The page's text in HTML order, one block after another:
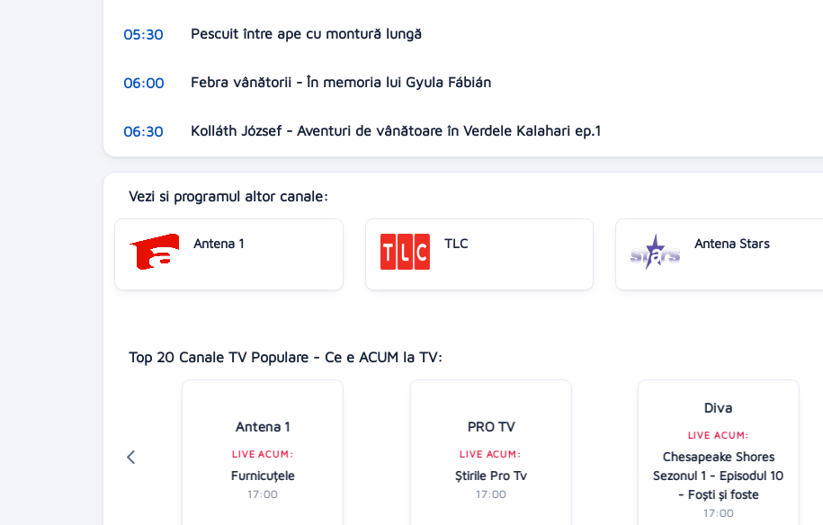
05:30 Pescuit între ape cu montură lungă
06:00 Febra vânătorii - În memoria lui Gyula Fábián
06:30 Kolláth József - Aventuri de vânătoare în Verdele Kalahari ep.1
Vezi si programul altor canale:
Antena 1 TLC Antena Stars
Top 20 Canale TV Populare - Ce e ACUM la TV:
Antena 1
LIVE ACUM:
Furnicuțele
17:00
PRO TV
LIVE ACUM:
Ştirile Pro Tv
17:00
Diva
LIVE ACUM:
Chesapeake Shores
Sezonul 1 - Episodul 10
- Foști și foste
17:00